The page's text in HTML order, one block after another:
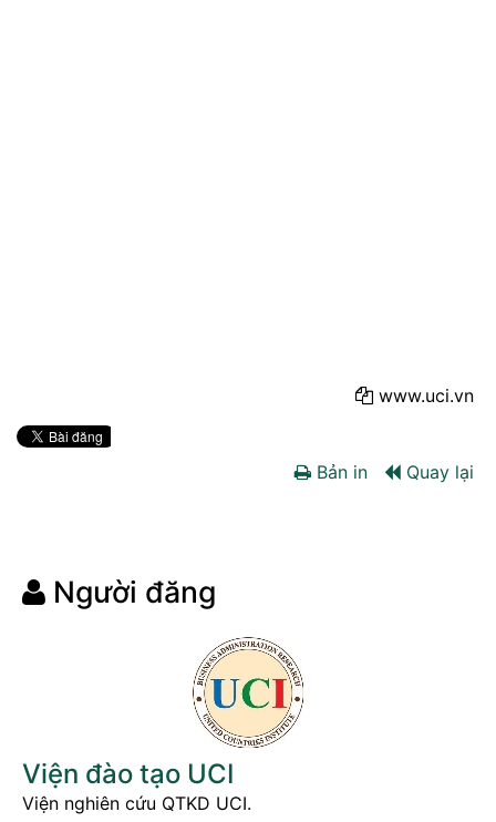
www.uci.vn
Bản in Quay lại
Người đăng
Viện đào tạo UCI
Viện nghiên cứu QTKD UCI.